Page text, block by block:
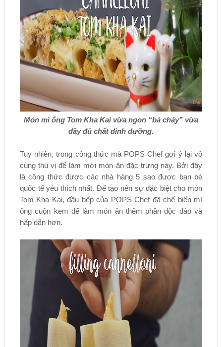
Món mì ống Tom Kha Kai vừa ngon “bá cháy” vừa
đầy đủ chất dinh dưỡng.
Tuy nhiên, trong công thức mà POPS Chef gợi ý lại vô
cùng thú vị để làm mới món ăn đặc trưng này. Bởi đây
là công thức được các nhà hàng 5 sao được bạn bè
quốc tế yêu thích nhất. Để tạo nên sự đặc biệt cho món
Tom Kha Kai, đầu bếp của POPS Chef đã chế biến mì
ống cuộn kem để làm món ăn thêm phần độc đáo và
hấp dẫn hơn.